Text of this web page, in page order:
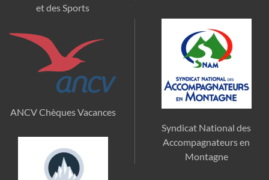
et des Sports
ANCV Chèques Vacances
Syndicat National des
Accompagnateurs en
Montagne